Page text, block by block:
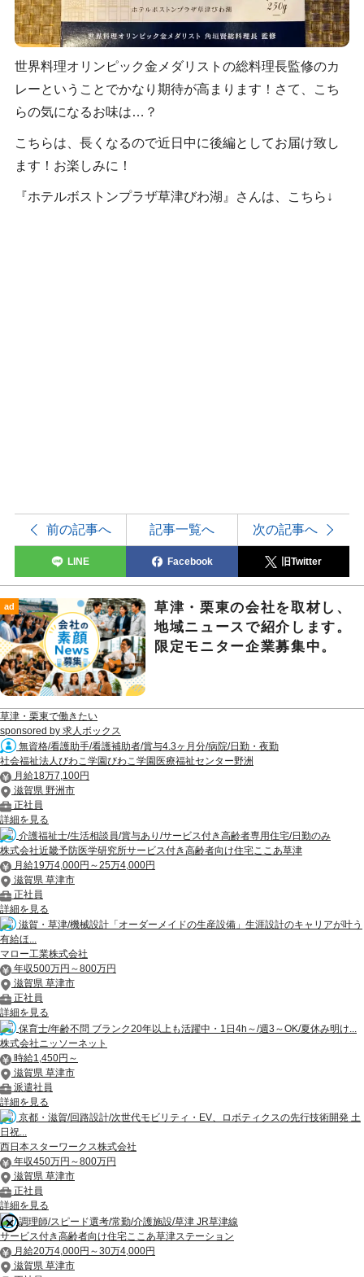
世界料理オリンピック金メダリストの総料理長監修のカ
レーということでかなり期待が高まります！さて、こち
らの気になるお味は…？
こちらは、長くなるので近日中に後編としてお届け致し
ます！お楽しみに！
『ホテルボストンプラザ草津びわ湖』さんは、こちら↓
前の記事へ 記事一覧へ 次の記事へ
LINE Facebook 旧Twitter
ad
草津・栗東の会社を取材し、
地域ニュースで紹介します。
限定モニター企業募集中。
草津・栗東で働きたい
sponsored by 求人ボックス
無資格/看護助手/看護補助者/賞与4.3ヶ月分/病院/日勤・夜勤
社会福祉法人びわこ学園びわこ学園医療福祉センター野洲
月給18万7,100円
滋賀県 野洲市
正社員
詳細を見る
介護福祉士/生活相談員/賞与あり/サービス付き高齢者専用住宅/日勤のみ
株式会社近畿予防医学研究所サービス付き高齢者向け住宅ここあ草津
月給19万4,000円～25万4,000円
滋賀県 草津市
正社員
詳細を見る
滋賀・草津/機械設計「オーダーメイドの生産設備」生涯設計のキャリアが叶う
有給ほ...
マロー工業株式会社
年収500万円～800万円
滋賀県 草津市
正社員
詳細を見る
保育士/年齢不問 ブランク20年以上も活躍中・1日4h～/週3～OK/夏休み明け...
株式会社ニッソーネット
時給1,450円～
滋賀県 草津市
派遣社員
詳細を見る
京都・滋賀/回路設計/次世代モビリティ・EV、ロボティクスの先行技術開発 土
日祝...
西日本スターワークス株式会社
年収450万円～800万円
滋賀県 草津市
正社員
詳細を見る
調理師/スピード選考/常勤/介護施設/草津 JR草津線
サービス付き高齢者向け住宅ここあ草津ステーション
月給20万4,000円～30万4,000円
滋賀県 草津市